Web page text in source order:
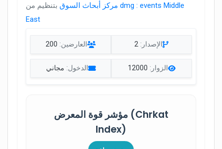
مركز أبحاث السوق dmg : events Middle
East
الإصدار: 2 العارضين: 200
الزوار: 12000 الدخول: مجاني
مؤشر قوة المعرض (Chrkat
Index)